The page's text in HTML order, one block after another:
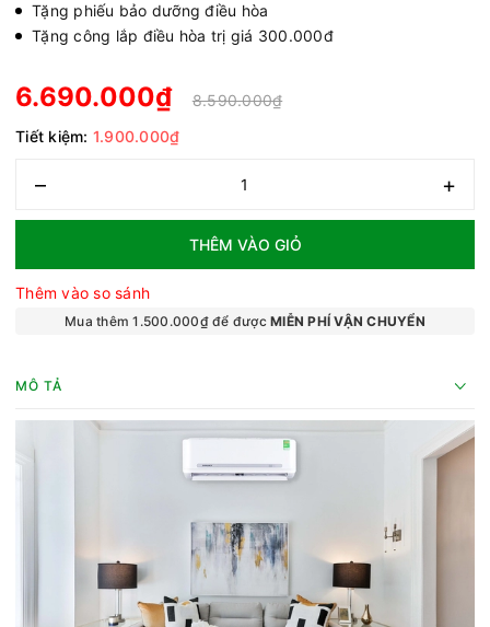
Tặng phiếu bảo dưỡng điều hòa
Tặng công lắp điều hòa trị giá 300.000đ
6.690.000₫
8.590.000₫
Tiết kiệm: 1.900.000₫
– +
THÊM VÀO GIỎ
Thêm vào so sánh
Mua thêm 1.500.000₫ để đượcMIỄN PHÍ VẬN CHUYỂN
MÔ TẢ